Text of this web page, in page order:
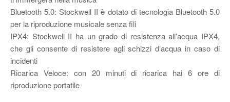
Bluetooth 5.0: Stockwell II è dotato di tecnologia Bluetooth 5.0
per la riproduzione musicale senza fili
IPX4: Stockwell II ha un grado di resistenza all’acqua IPX4,
che gli consente di resistere agli schizzi d’acqua in caso di
incidenti
Ricarica Veloce: con 20 minuti di ricarica hai 6 ore di
riproduzione portatile